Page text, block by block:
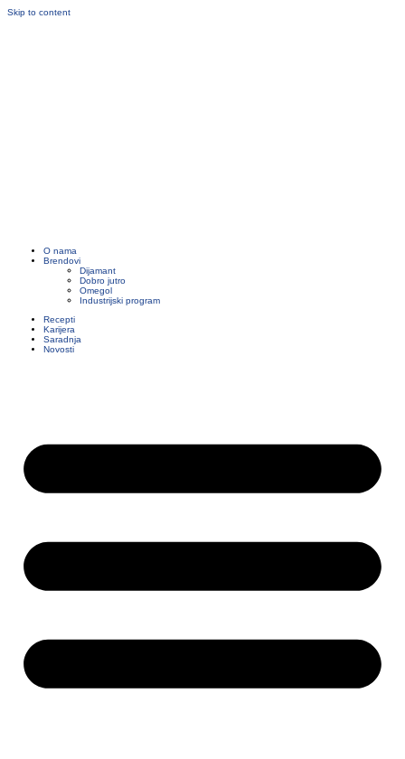
Skip to content
O nama
Brendovi
Dijamant
Dobro jutro
Omegol
Industrijski program
Recepti
Karijera
Saradnja
Novosti